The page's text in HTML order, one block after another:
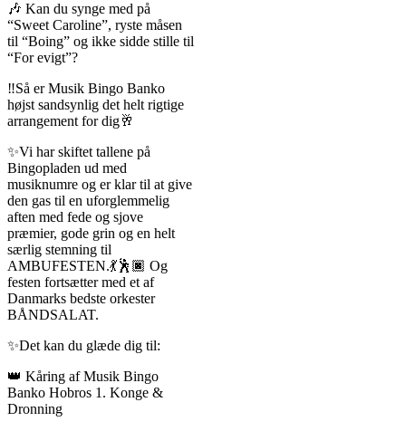
🎶 Kan du synge med på
“Sweet Caroline”, ryste måsen
til “Boing” og ikke sidde stille til
“For evigt”?
‼️Så er Musik Bingo Banko
højst sandsynlig det helt rigtige
arrangement for dig🥂
✨️Vi har skiftet tallene på
Bingopladen ud med
musiknumre og er klar til at give
den gas til en uforglemmelig
aften med fede og sjove
præmier, gode grin og en helt
særlig stemning til
AMBUFESTEN.💃🕺🏿 Og
festen fortsætter med et af
Danmarks bedste orkester
BÅNDSALAT.
✨Det kan du glæde dig til:
👑 Kåring af Musik Bingo
Banko Hobros 1. Konge &
Dronning